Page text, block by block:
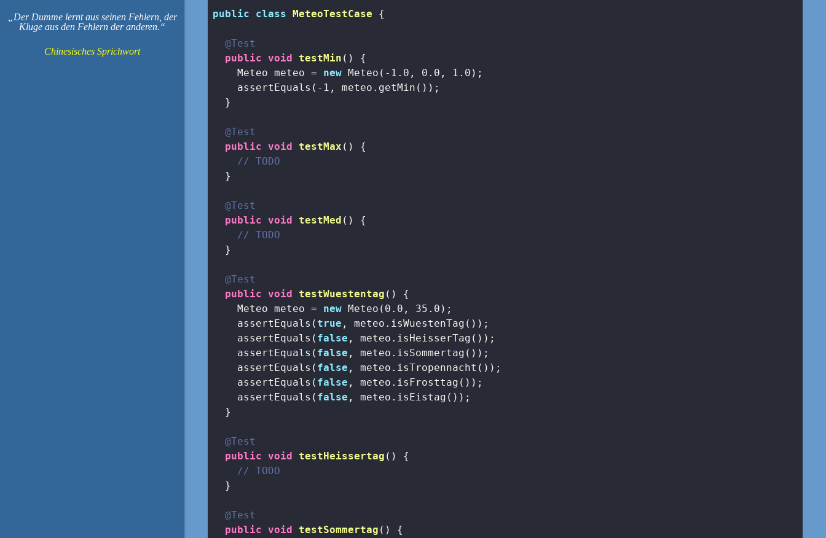
Der Dumme lernt aus seinen Fehlern, der
Kluge aus den Fehlern der anderen.
Chinesisches Sprichwort
public class MeteoTestCase {
@Test
public void testMin ()
{
    Meteo meteo =
new Meteo(- 1.0 , 0.0 , 1.0 );
    assertEquals(-
1 , meteo.getMin());
  }
@Test
public void testMax ()
{
// TODO
  }
@Test
public void testMed ()
{
// TODO
  }
@Test
public void testWuestentag ()
{
    Meteo meteo =
new Meteo( 0.0 , 35.0 );
    assertEquals(
true , meteo.isWuestenTag());
    assertEquals(
false , meteo.isHeisserTag());
    assertEquals(
false , meteo.isSommertag());
    assertEquals(
false , meteo.isTropennacht());
    assertEquals(
false , meteo.isFrosttag());
    assertEquals(
false , meteo.isEistag());
  }
@Test
public void testHeissertag ()
{
// TODO
  }
@Test
public void testSommertag ()
{